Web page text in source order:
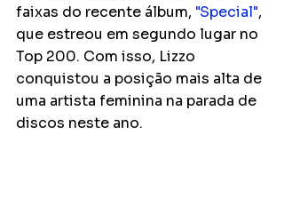
faixas do recente álbum, "Special",
que estreou em segundo lugar no
Top 200. Com isso, Lizzo
conquistou a posição mais alta de
uma artista feminina na parada de
discos neste ano.